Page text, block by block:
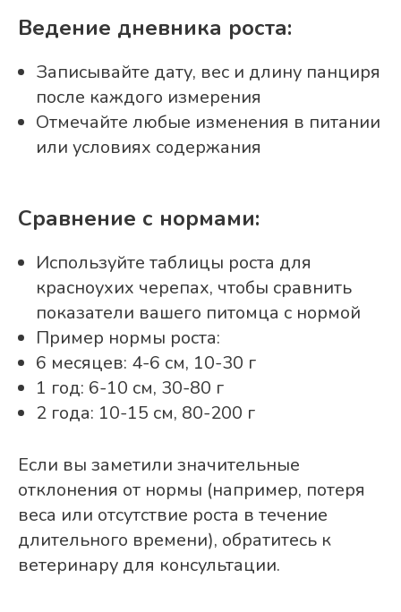
Ведение дневника роста:
Записывайте дату, вес и длину панциря
после каждого измерения
Отмечайте любые изменения в питании
или условиях содержания
Сравнение с нормами:
Используйте таблицы роста для
красноухих черепах, чтобы сравнить
показатели вашего питомца с нормой
Пример нормы роста:
6 месяцев: 4-6 см, 10-30 г
1 год: 6-10 см, 30-80 г
2 года: 10-15 см, 80-200 г
Если вы заметили значительные
отклонения от нормы (например, потеря
веса или отсутствие роста в течение
длительного времени), обратитесь к
ветеринару для консультации.